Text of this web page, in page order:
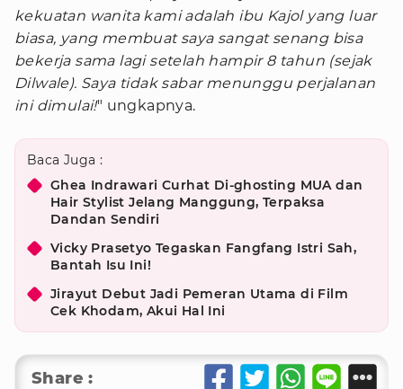
kekuatan wanita kami adalah ibu Kajol yang luar
biasa, yang membuat saya sangat senang bisa
bekerja sama lagi setelah hampir 8 tahun (sejak
Dilwale). Saya tidak sabar menunggu perjalanan
ini dimulai!" ungkapnya.
Baca Juga :
Ghea Indrawari Curhat Di-ghosting MUA dan
Hair Stylist Jelang Manggung, Terpaksa
Dandan Sendiri
Vicky Prasetyo Tegaskan Fangfang Istri Sah,
Bantah Isu Ini!
Jirayut Debut Jadi Pemeran Utama di Film
Cek Khodam, Akui Hal Ini
Share :